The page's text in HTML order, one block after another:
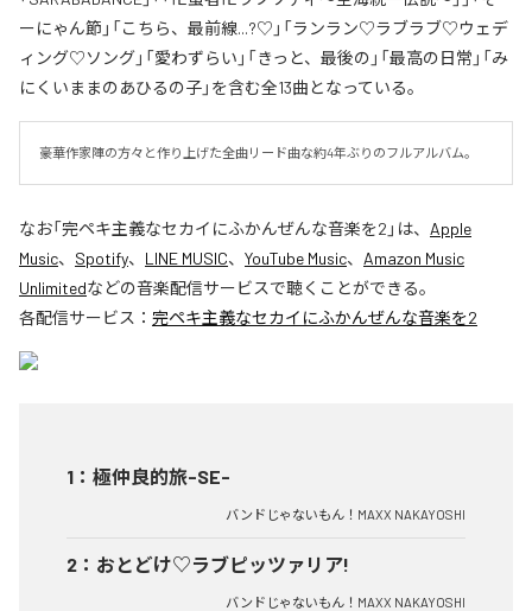
ーにゃん節」「こちら、最前線...?♡」「ランラン♡ラブラブ♡ウェデ
ィング♡ソング」「愛わずらい」「きっと、最後の」「最高の日常」「み
にくいままのあひるの子」を含む全13曲となっている。
豪華作家陣の方々と作り上げた全曲リード曲な約4年ぶりのフルアルバム。
なお「完ペキ主義なセカイにふかんぜんな音楽を2 」は、 Apple
Music、 Spotify、 LINE MUSIC、 YouTube Music、 Amazon Music
Unlimitedなどの音楽配信サービスで聴くことができる。
各配信サービス： 完ペキ主義なセカイにふかんぜんな音楽を2
1 ： 極仲良的旅-SE-
バンドじゃないもん！MAXX NAKAYOSHI
2 ： おとどけ♡ラブピッツァリア!
バンドじゃないもん！MAXX NAKAYOSHI